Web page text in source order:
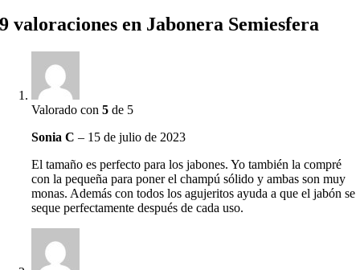
9 valoraciones en Jabonera Semiesfera
Valorado con5 de 5
Sonia C– 15 de julio de 2023
El tamaño es perfecto para los jabones. Yo también la compré
con la pequeña para poner el champú sólido y ambas son muy
monas. Además con todos los agujeritos ayuda a que el jabón se
seque perfectamente después de cada uso.